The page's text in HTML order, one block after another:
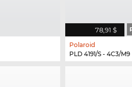
78,91 $
Polaroid
PLD 4191/S - 4C3/M9